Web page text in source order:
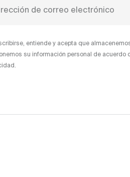
entiende y acepta que
su información personal de acuerdo